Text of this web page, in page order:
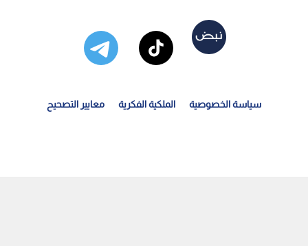
سياسة الخصوصية الملكية الفكرية معايير التصحيح